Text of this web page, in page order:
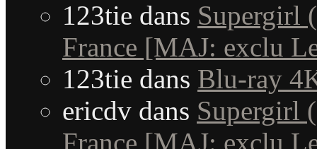
123tie dans Supergirl
France [MAJ: exclu
123tie dans Blu-ray
ericdv dans Supergirl
France [MAJ: exclu